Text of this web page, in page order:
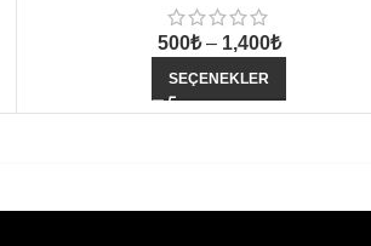
500₺ – 1,400₺
SEÇENEKLER